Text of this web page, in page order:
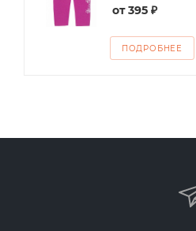
от395 ₽
ПОДРОБНЕЕ